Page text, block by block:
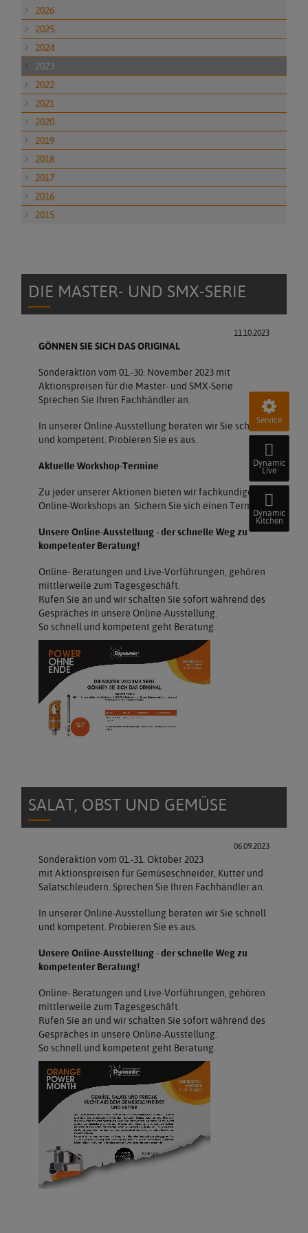
Service
Dynamic
Live
Dynamic
Kitchen
2026
2025
2024
2023
2022
2021
2020
2019
2018
2017
2016
2015
DIE MASTER- UND SMX-SERIE
11.10.2023
GÖNNEN SIE SICH DAS ORIGINAL
Sonderaktion vom 01.-30. November 2023 mit
Aktionspreisen für die Master- und SMX-Serie
Sprechen Sie Ihren Fachhändler an.
In unserer Online-Ausstellung beraten wir Sie schnell
und kompetent. Probieren Sie es aus.
Aktuelle Workshop-Termine
Zu jeder unserer Aktionen bieten wir fachkundige
Online-Workshops an. Sichern Sie sich einen Termin!
Unsere Online-Ausstellung - der schnelle Weg zu
kompetenter Beratung!
Online- Beratungen und Live-Vorführungen, gehören
mittlerweile zum Tagesgeschäft.
Rufen Sie an und wir schalten Sie sofort während des
Gespräches in unsere Online-Ausstellung.
So schnell und kompetent geht Beratung.
SALAT, OBST UND GEMÜSE
06.09.2023
Sonderaktion vom 01.-31. Oktober 2023
mit Aktionspreisen für Gemüseschneider, Kutter und
Salatschleudern. Sprechen Sie Ihren Fachhändler an.
In unserer Online-Ausstellung beraten wir Sie schnell
und kompetent. Probieren Sie es aus.
Unsere Online-Ausstellung - der schnelle Weg zu
kompetenter Beratung!
Online- Beratungen und Live-Vorführungen, gehören
mittlerweile zum Tagesgeschäft.
Rufen Sie an und wir schalten Sie sofort während des
Gespräches in unsere Online-Ausstellung.
So schnell und kompetent geht Beratung.